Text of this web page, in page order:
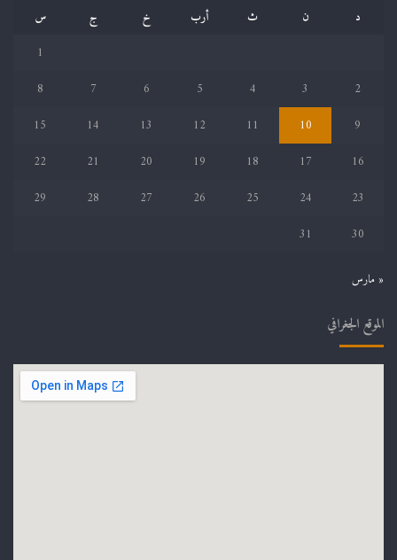
د
ن ث أرب خ ج
س
1
2
3
4
5
6
7
8
9
10
11
12
13
14
15
16
17
18
19
20
21
22
23
24
25
26
27
28
29
30
31
« مارس
الموقع الجغرافي